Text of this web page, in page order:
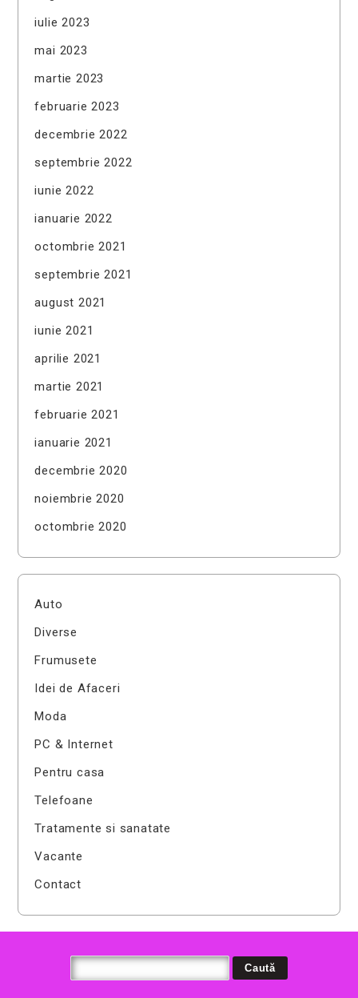
iulie 2023
mai 2023
martie 2023
februarie 2023
decembrie 2022
septembrie 2022
iunie 2022
ianuarie 2022
octombrie 2021
septembrie 2021
august 2021
iunie 2021
aprilie 2021
martie 2021
februarie 2021
ianuarie 2021
decembrie 2020
noiembrie 2020
octombrie 2020
Auto
Diverse
Frumusete
Idei de Afaceri
Moda
PC & Internet
Pentru casa
Telefoane
Tratamente si sanatate
Vacante
Contact